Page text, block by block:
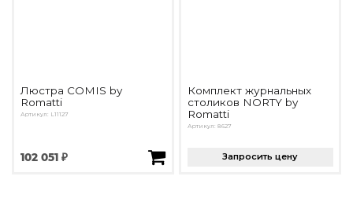
Люстра COMIS by
Romatti
Артикул: L11127
102 051 ₽
Комплект журнальных
столиков NORTY by
Romatti
Артикул: 8627
Запросить цену